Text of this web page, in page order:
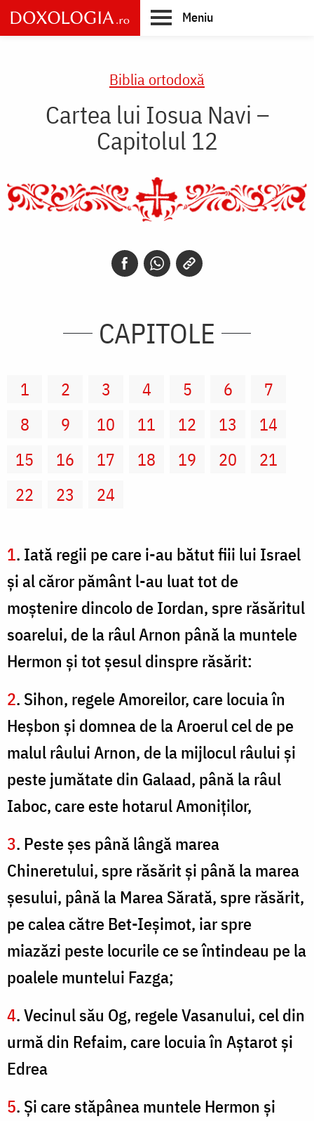
Skip
to
main
Meniu
Biblia ortodoxă
Cartea lui Iosua Navi –
Capitolul 12
CAPITOLE
1 2 3 4 5 6
7
8
9 10 11 12 13
14
15
16 17 18 19 20
21
22
23 24
1. Iată regii pe care i-au bătut fiii lui Israel
şi al căror pământ l-au luat tot de
moştenire dincolo de Iordan, spre răsăritul
soarelui, de la râul Arnon până la muntele
Hermon şi tot şesul dinspre răsărit:
2. Sihon, regele Amoreilor, care locuia în
Heşbon şi domnea de la Aroerul cel de pe
malul râului Arnon, de la mijlocul râului şi
peste jumătate din Galaad, până la râul
Iaboc, care este hotarul Amoniţilor,
3. Peste şes până lângă marea
Chineretului, spre răsărit şi până la marea
şesului, până la Marea Sărată, spre răsărit,
pe calea către Bet-Ieşimot, iar spre
miazăzi peste locurile ce se întindeau pe la
poalele muntelui Fazga;
4. Vecinul său Og, regele Vasanului, cel din
urmă din Refaim, care locuia în Aştarot şi
Edrea
5. Şi care stăpânea muntele Hermon şi